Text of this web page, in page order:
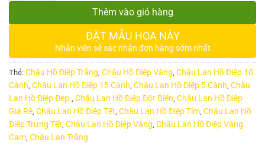
Thêm vào giỏ hàng
ĐẶT MẪU HOA NÀY
Nhân viên sẽ xác nhận đơn hàng sớm nhất
Thẻ: Chậu Hồ Điệp Trắng Chậu Hồ Điệp Vàng Chậu Lan Hồ Điệp 10
Cành Chậu Lan Hồ Điệp 15 Cành Chậu Lan Hồ Điệp 5 Cành Chậu
Lan Hồ Điệp Đẹp. Chậu Lan Hồ Điệp Đột Biến Chậu Lan Hồ Điệp
Giá Rẻ Chậu Lan Hồ Điệp Tết Chậu Lan Hồ Điệp Tím Chậu Lan Hồ
Điệp Trưng Tết Chậu Lan Hồ Điệp Vàng Chậu Lan Hồ Điệp Vàng
Cam Chậu Lan Trắng